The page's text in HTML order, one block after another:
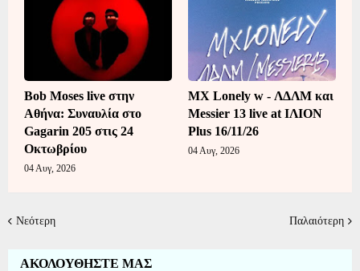
Bob Moses live στην
Αθήνα: Συναυλία στο
Gagarin 205 στις 24
Οκτωβρίου
04 Αυγ, 2026
MX Lonely w - ΛΔΛΜ και
Messier 13 live at ΙΛΙΟΝ
Plus 16/11/26
04 Αυγ, 2026
Νεότερη Παλαιότερη
ΑΚΟΛΟΥΘΗΣΤΕ ΜΑΣ